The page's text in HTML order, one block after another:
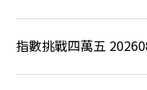
指數挑戰四萬五